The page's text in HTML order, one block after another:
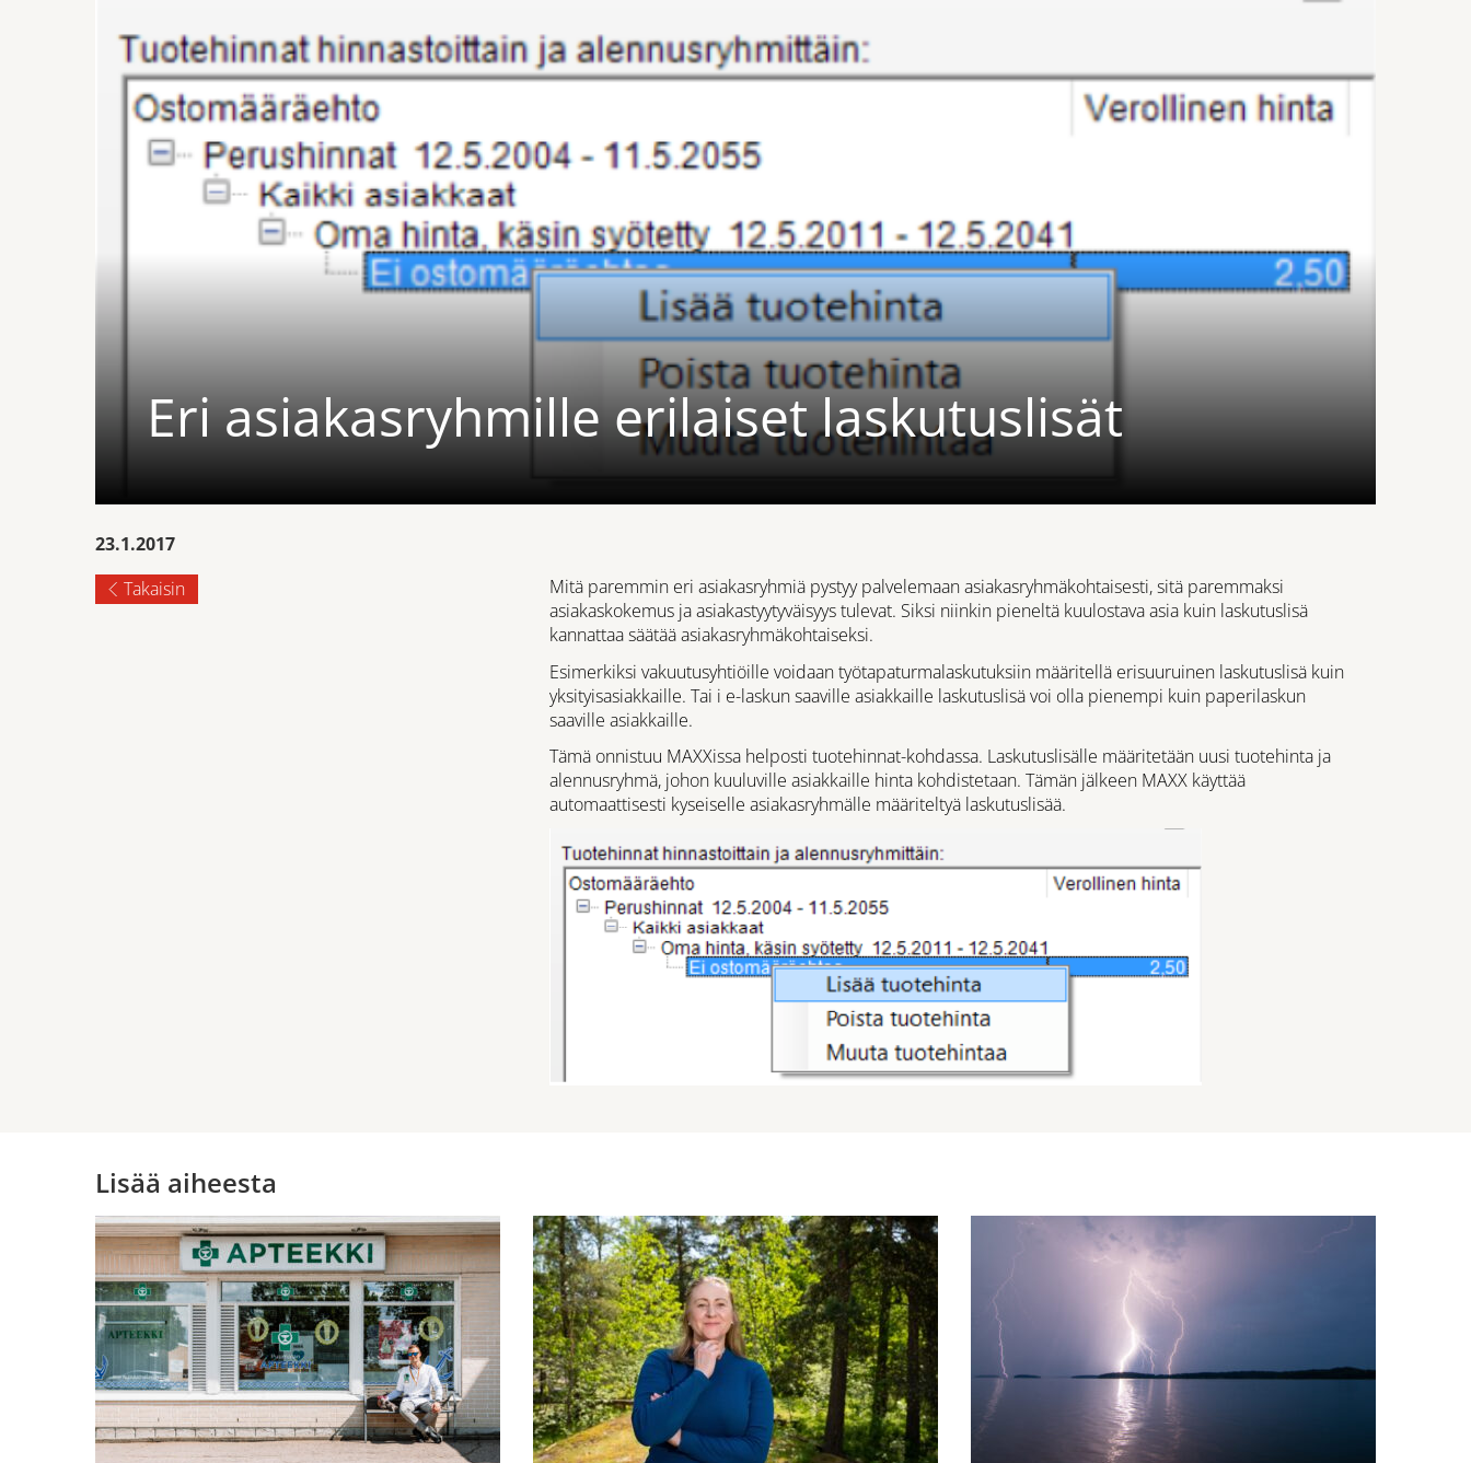
Eri asiakasryhmille erilaiset laskutuslisät
23.1.2017
Takaisin
Mitä paremmin eri asiakasryhmiä pystyy palvelemaan asiakasryhmäkohtaisesti, sitä paremmaksi
asiakaskokemus ja asiakastyytyväisyys tulevat. Siksi niinkin pieneltä kuulostava asia kuin laskutuslisä
kannattaa säätää asiakasryhmäkohtaiseksi.
Esimerkiksi vakuutusyhtiöille voidaan työtapaturmalaskutuksiin määritellä erisuuruinen laskutuslisä kuin
yksityisasiakkaille. Tai i e-laskun saaville asiakkaille laskutuslisä voi olla pienempi kuin paperilaskun
saaville asiakkaille.
Tämä onnistuu MAXXissa helposti tuotehinnat-kohdassa. Laskutuslisälle määritetään uusi tuotehinta ja
alennusryhmä, johon kuuluville asiakkaille hinta kohdistetaan. Tämän jälkeen MAXX käyttää
automaattisesti kyseiselle asiakasryhmälle määriteltyä laskutuslisää.
Lisää aiheesta